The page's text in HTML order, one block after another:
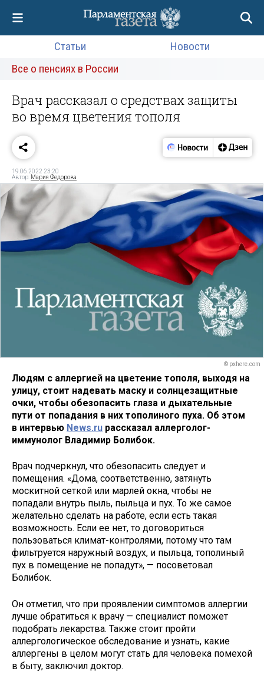
Статьи
Новости
Все о пенсиях в России
Врач рассказал о средствах защиты
во время цветения тополя
19.06.2022 23:20
Автор: Мария Федорова
© pxhere.com
Людям с аллергией на цветение тополя, выходя на
улицу, стоит надевать маску и солнцезащитные
очки, чтобы обезопасить глаза и дыхательные
пути от попадания в них тополиного пуха. Об этом
в интервью News.ru рассказал аллерголог-
иммунолог Владимир Болибок.
Врач подчеркнул, что обезопасить следует и
помещения. «Дома, соответственно, затянуть
москитной сеткой или марлей окна, чтобы не
попадали внутрь пыль, пыльца и пух. То же самое
желательно сделать на работе, если есть такая
возможность. Если ее нет, то договориться
пользоваться климат-контролями, потому что там
фильтруется наружный воздух, и пыльца, тополиный
пух в помещение не попадут», — посоветовал
Болибок.
Он отметил, что при проявлении симптомов аллергии
лучше обратиться к врачу — специалист поможет
подобрать лекарства. Также стоит пройти
аллергологическое обследование и узнать, какие
аллергены в целом могут стать для человека помехой
в быту, заключил доктор.